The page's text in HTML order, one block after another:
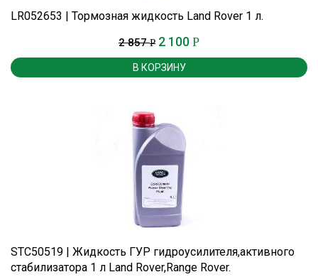
LR052653 | Тормозная жидкость Land Rover 1 л.
2 857Р 2 100 Р
В КОРЗИНУ
STC50519 | Жидкость ГУР гидроусилителя,активного
стабилизатора 1 л Land Rover,Range Rover.